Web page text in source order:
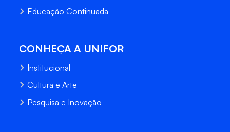
Educação Continuada
CONHEÇA A UNIFOR
Institucional
Cultura e Arte
Pesquisa e Inovação